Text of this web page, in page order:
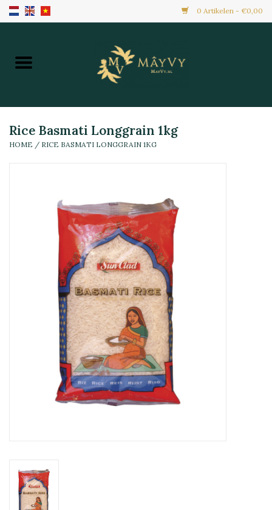
0 Artikelen - €0,00
Home
Nieuw Binnen
Maaltijden & Hapjes
Rice Basmati Longgrain 1kg
HOME / RICE BASMATI LONGGRAIN 1KG